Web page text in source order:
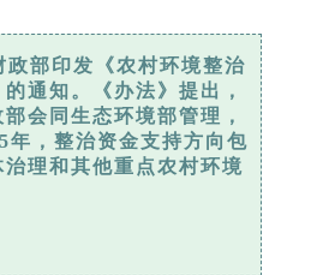
部印发《农村环境整治
通知。《办法》提出，
会同生态环境部管理，
年，整治资金支持方向包
理和其他重点农村环境